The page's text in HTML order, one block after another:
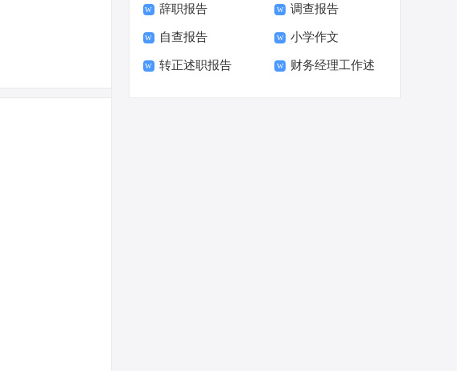
辞职报告 调查报告
自查报告 小学作文
转正述职报告 财务经理工作述